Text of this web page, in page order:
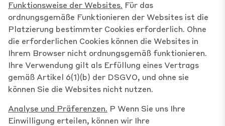
Funktionsweise der Websites. Für das
ordnungsgemäße Funktionieren der Websites ist die
Platzierung bestimmter Cookies erforderlich. Ohne
die erforderlichen Cookies können die Websites in
Ihrem Browser nicht ordnungsgemäß funktionieren.
Ihre Verwendung gilt als Erfüllung eines Vertrags
gemäß Artikel 6(1)(b) der DSGVO, und ohne sie
können Sie die Websites nicht nutzen.
Analyse und Präferenzen. P Wenn Sie uns Ihre
Einwilligung erteilen, können wir Ihre